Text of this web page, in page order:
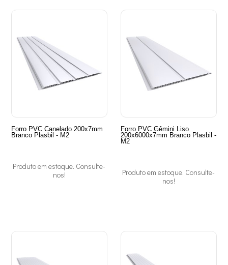
Forro PVC Canelado 200x7mm
Branco Plasbil - M2
Produto em estoque. Consulte-
nos!
Forro PVC Gêmini Liso
200x6000x7mm Branco Plasbil -
M2
Produto em estoque. Consulte-
nos!